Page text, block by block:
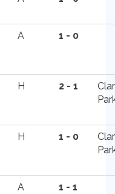
A 1 - 0
H 2 - 1
H 1 - 0
A 1 - 1